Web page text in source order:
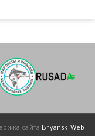
сайта Bryansk-Web